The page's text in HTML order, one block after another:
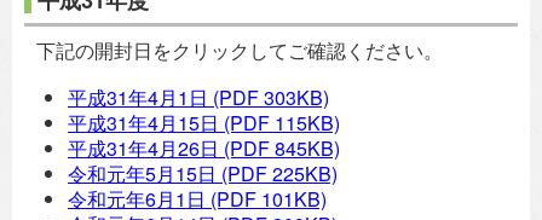
下記の開封日をクリックしてご確認ください。
平成31年4月1日 (PDF 303KB)
平成31年4月15日 (PDF 115KB)
平成31年4月26日 (PDF 845KB)
令和元年5月15日 (PDF 225KB)
令和元年6月1日 (PDF 101KB)